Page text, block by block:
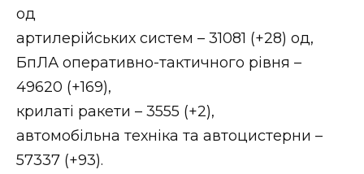
НОВИНИ ЗАХІДНОЇ УКРАЇНИ
ФОТО
ВІДЕО
од
артилерійських систем – 31081 (+28) од,
БпЛА оперативно-тактичного рівня –
49620 (+169),
крилаті ракети – 3555 (+2),
автомобільна техніка та автоцистерни –
57337 (+93).